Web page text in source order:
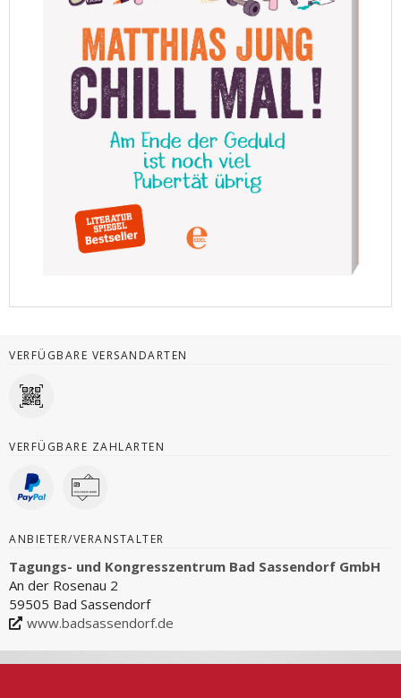
VERFÜGBARE VERSANDARTEN
VERFÜGBARE ZAHLARTEN
ANBIETER/VERANSTALTER
Tagungs- und Kongresszentrum Bad Sassendorf GmbH
An der Rosenau 2
59505 Bad Sassendorf
www.badsassendorf.de